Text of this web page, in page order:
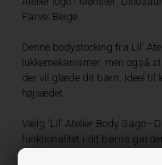
Farve: Beige
Denne bodystocking fra Lil'
lukkemekanismer, men også
der vil glæde dit barn. Ideel til
højsædet.
​​​​​​​Vælg 'Lil' Atelier Body Gago -
funktionalitet i dit barns